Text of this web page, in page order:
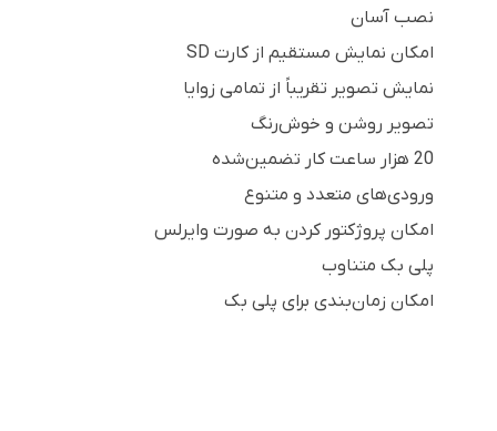
نصب آسان
امکان نمایش مستقیم از کارت SD
نمایش تصویر تقریباً از تمامی زوایا
تصویر روشن و خوش‌رنگ
20 هزار ساعت کار تضمین‌شده
ورودی‌های متعدد و متنوع
امکان پروژکتور کردن به صورت وایرلس
پلی بک متناوب
امکان زمان‌بندی برای پلی بک